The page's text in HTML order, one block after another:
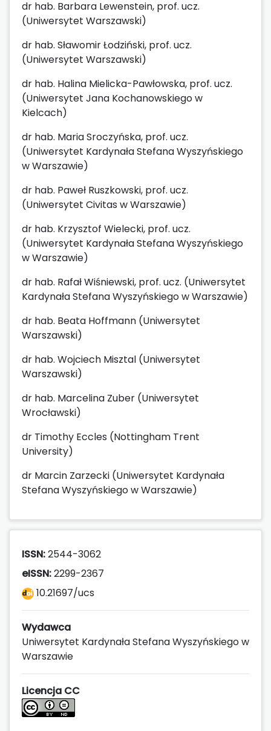
dr hab. Barbara Lewenstein, prof. ucz.
(Uniwersytet Warszawski)
dr hab. Sławomir Łodziński, prof. ucz.
(Uniwersytet Warszawski)
dr hab. Halina Mielicka-Pawłowska, prof. ucz.
(Uniwersytet Jana Kochanowskiego w
Kielcach)
dr hab. Maria Sroczyńska, prof. ucz.
(Uniwersytet Kardynała Stefana Wyszyńskiego
w Warszawie)
dr hab. Paweł Ruszkowski, prof. ucz.
(Uniwersytet Civitas w Warszawie)
dr hab. Krzysztof Wielecki, prof. ucz.
(Uniwersytet Kardynała Stefana Wyszyńskiego
w Warszawie)
dr hab. Rafał Wiśniewski, prof. ucz. (Uniwersytet
Kardynała Stefana Wyszyńskiego w Warszawie)
dr hab. Beata Hoffmann (Uniwersytet
Warszawski)
dr hab. Wojciech Misztal (Uniwersytet
Warszawski)
dr hab. Marcelina Zuber (Uniwersytet
Wrocławski)
dr Timothy Eccles (Nottingham Trent
University)
dr Marcin Zarzecki (Uniwersytet Kardynała
Stefana Wyszyńskiego w Warszawie)
ISSN:2544-3062
eISSN:2299-2367
10.21697/ucs
Wydawca
Uniwersytet Kardynała Stefana Wyszyńskiego w
Warszawie
Licencja CC